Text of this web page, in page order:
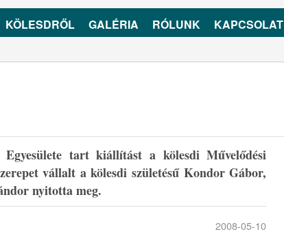
KÖLESDRŐL GALÉRIA RÓLUNK KAPCSOLAT
tart kiállítást a kölesdi Művelődési
vállalt a kölesdi születésű Kondor Gábor,
nyitotta meg.
2008-05-10